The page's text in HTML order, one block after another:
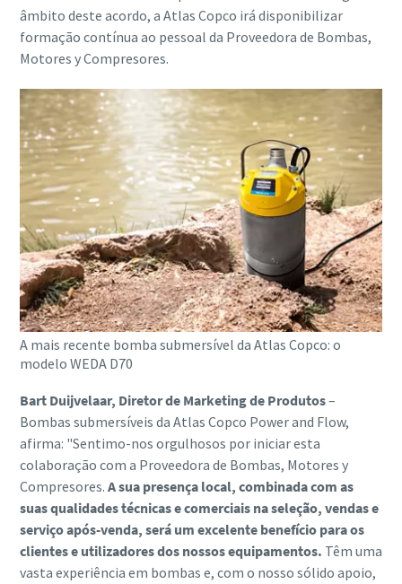
âmbito deste acordo, a Atlas Copco irá disponibilizar
formação contínua ao pessoal da Proveedora de Bombas,
Motores y Compresores.
A mais recente bomba submersível da Atlas Copco: o
modelo WEDA D70
Bart Duijvelaar, Diretor de Marketing de Produtos–
Bombas submersíveis da Atlas Copco Power and Flow,
afirma: "Sentimo-nos orgulhosos por iniciar esta
colaboração com a Proveedora de Bombas, Motores y
Compresores. A sua presença local, combinada com as
suas qualidades técnicas e comerciais na seleção, vendas e
serviço após-venda, será um excelente benefício para os
clientes e utilizadores dos nossos equipamentos. Têm uma
vasta experiência em bombas e, com o nosso sólido apoio,